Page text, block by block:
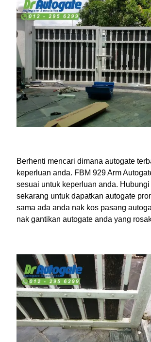
Berhenti mencari dimana autogate
keperluan anda. FBM 929 Arm
sesuai untuk keperluan anda. Hubungi
sekarang untuk dapatkan autogate
sama ada anda nak kos pasang
nak gantikan autogate anda yang